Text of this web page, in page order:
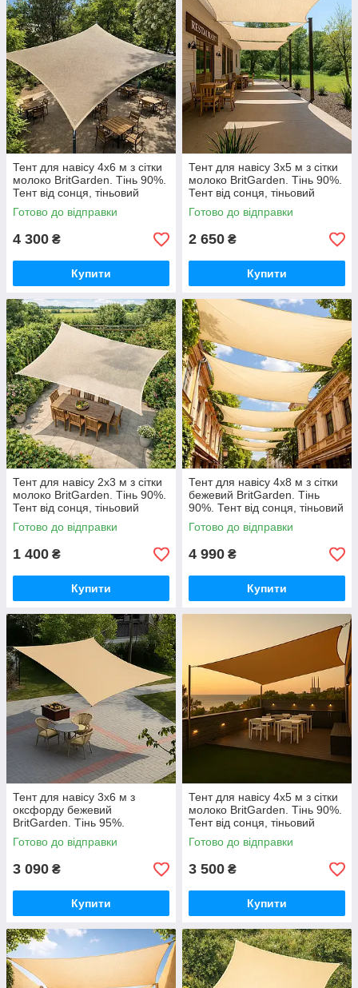
Тент для навісу 4х6 м з сітки
молоко BritGarden. Тінь 90%.
Тент від сонця, тіньовий
навіс, тент сонцезахисний
GoodPlace
Готово до відправки
4 300 ₴
Купити
Тент для навісу 3х5 м з сітки
молоко BritGarden. Тінь 90%.
Тент від сонця, тіньовий
навіс, тент сонцезахисний
GoodPlace
Готово до відправки
2 650 ₴
Купити
Тент для навісу 2х3 м з сітки
молоко BritGarden. Тінь 90%.
Тент від сонця, тіньовий
навіс, тент сонцезахисний
GoodPlace
Готово до відправки
1 400 ₴
Купити
Тент для навісу 4х8 м з сітки
бежевий BritGarden. Тінь
90%. Тент від сонця, тіньовий
навіс, тент сонцезахисний
GoodPlace
Готово до відправки
4 990 ₴
Купити
Тент для навісу 3х6 м з
оксфорду бежевий
BritGarden. Тінь 95%.
Водонепроникний тент від
дощу та сонця GoodPlace
Готово до відправки
3 090 ₴
Купити
Тент для навісу 4х5 м з сітки
молоко BritGarden. Тінь 90%.
Тент від сонця, тіньовий
навіс, тент сонцезахисний
GoodPlace
Готово до відправки
3 500 ₴
Купити